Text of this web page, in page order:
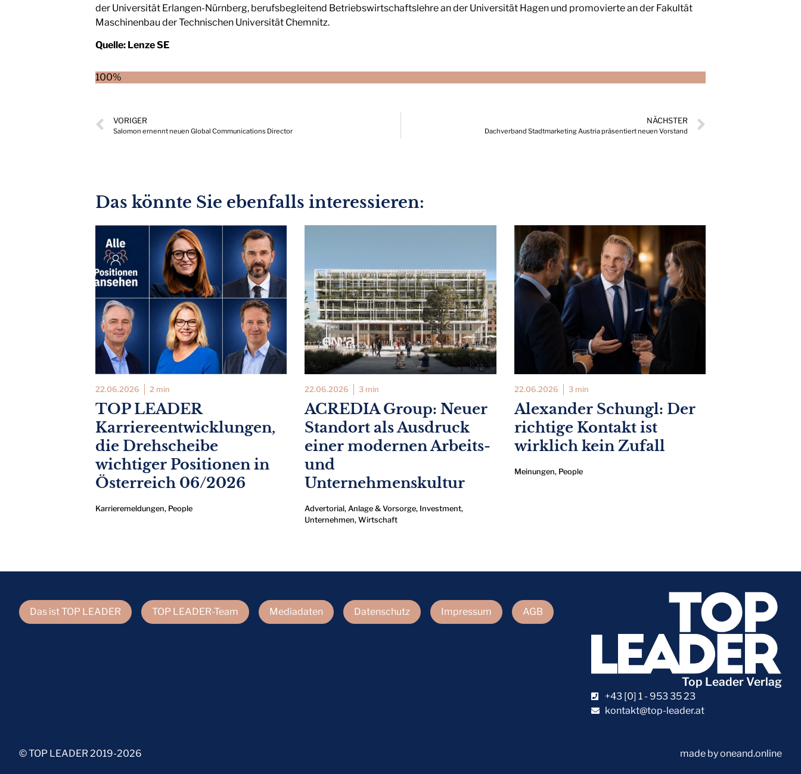
der Universität Erlangen-Nürnberg, berufsbegleitend Betriebswirtschaftslehre an der Universität Hagen und promovierte an der Fakultät
Maschinenbau der Technischen Universität Chemnitz.
Quelle: Lenze SE
100%
VORIGER
Salomon ernennt neuen Global Communications Director
NÄCHSTER
Dachverband Stadtmarketing Austria präsentiert neuen Vorstand
Das könnte Sie ebenfalls interessieren:
22.06.2026 2 min
TOP LEADER
Karriereentwicklungen,
die Drehscheibe
wichtiger Positionen in
Österreich 06/2026
Karrieremeldungen, People
22.06.2026 3 min
ACREDIA Group: Neuer
Standort als Ausdruck
einer modernen Arbeits-
und
Unternehmenskultur
Advertorial,Anlage & Vorsorge, Investment,
Unternehmen,Wirtschaft
22.06.2026 3 min
Alexander Schungl: Der
richtige Kontakt ist
wirklich kein Zufall
Meinungen, People
Das ist TOP LEADER TOP LEADER-Team Mediadaten Datenschutz Impressum AGB
Top Leader Verlag
+43 [0] 1 - 953 35 23
kontakt@top-leader.at
© TOP LEADER 2019-2026 made by oneand.online